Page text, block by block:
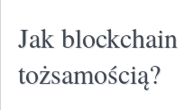
Jak
tożsamością?